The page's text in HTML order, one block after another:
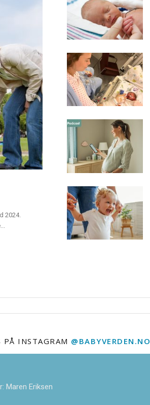
2024.
PÅ INSTAGRAM @BABYVERDEN.NO
Maren Eriksen